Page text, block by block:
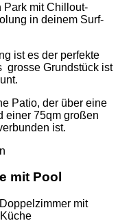
Park mit Chillout-
in deinem Surf-
ist es der perfekte
grosse Grundstück ist
Patio, der über eine
einer 75qm großen
ist.
mit Pool
mit